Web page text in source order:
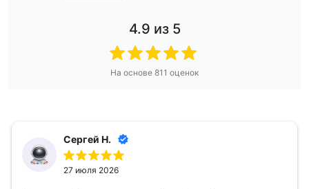
4.9 из 5
На основе 811 оценок
Сергей Н.
27 июля 2026